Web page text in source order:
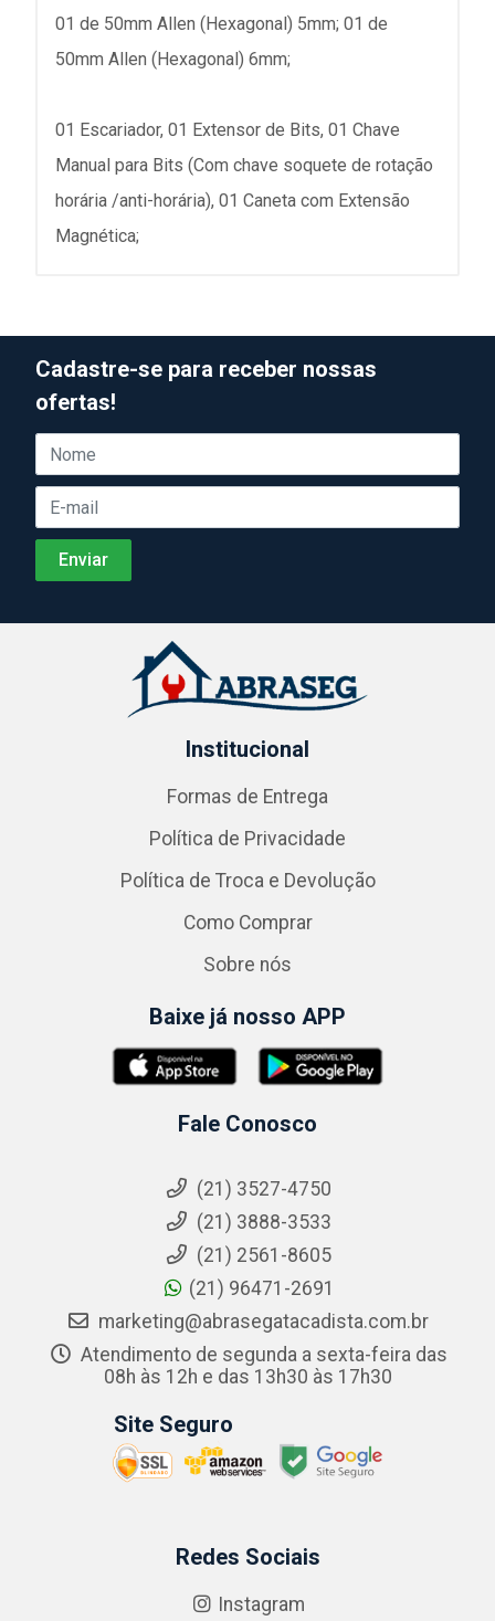
01 de 50mm Allen (Hexagonal) 5mm; 01 de
50mm Allen (Hexagonal) 6mm;
01 Escariador, 01 Extensor de Bits, 01 Chave
Manual para Bits (Com chave soquete de rotação
horária /anti-horária), 01 Caneta com Extensão
Magnética;
Cadastre-se para receber nossas
ofertas!
Institucional
Formas de Entrega
Política de Privacidade
Política de Troca e Devolução
Como Comprar
Sobre nós
Baixe já nosso APP
Fale Conosco
(21) 3527-4750
(21) 3888-3533
(21) 2561-8605
(21) 96471-2691
marketing@abrasegatacadista.com.br
Atendimento de segunda a sexta-feira das
08h às 12h e das 13h30 às 17h30
Site Seguro
Redes Sociais
Instagram